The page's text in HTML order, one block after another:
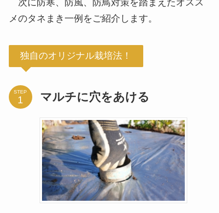
次に防寒、防風、防鳥対策を踏まえたオスス
メのタネまき一例をご紹介します。
独自のオリジナル栽培法！
STEP マルチに穴をあける